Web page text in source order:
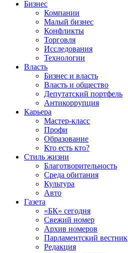
Бизнес
Компании
Малый бизнес
Конфликты
Торговля
Исследования
Технологии
Власть
Бизнес и власть
Власть и общество
Депутатский портфель
Антикоррупция
Карьера
Мастер-класс
Профи
Образование
Кто есть кто?
Стиль жизни
Благотворительность
Среда обитания
Культура
Авто
Газета
«БК» сегодня
Свежий номер
Архив номеров
Парламентский вестник
Редакция